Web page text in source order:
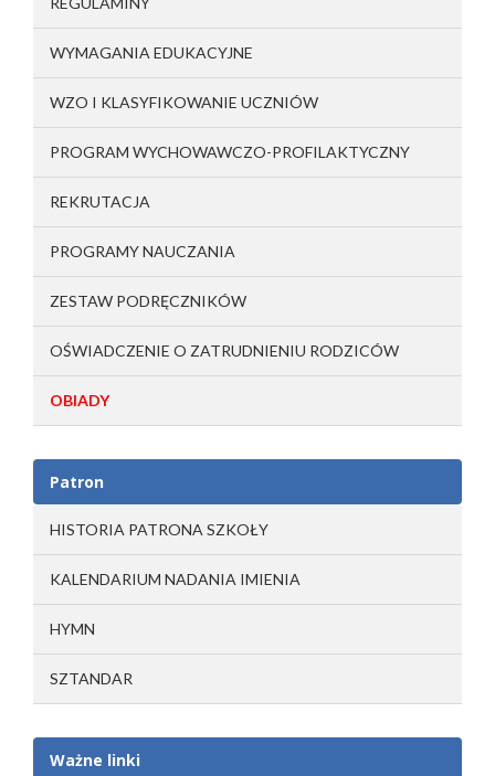
WYMAGANIA EDUKACYJNE
WZO I KLASYFIKOWANIE UCZNIÓW
PROGRAM WYCHOWAWCZO-PROFILAKTYCZNY
REKRUTACJA
PROGRAMY NAUCZANIA
ZESTAW PODRĘCZNIKÓW
OŚWIADCZENIE O ZATRUDNIENIU RODZICÓW
OBIADY
Patron
HISTORIA PATRONA SZKOŁY
KALENDARIUM NADANIA IMIENIA
HYMN
SZTANDAR
Ważne linki